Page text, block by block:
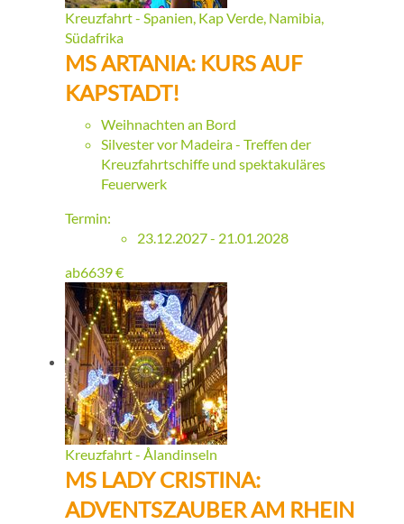
Kreuzfahrt - Spanien, Kap Verde, Namibia,
Südafrika
MS ARTANIA: KURS AUF
KAPSTADT!
Weihnachten an Bord
Silvester vor Madeira - Treffen der
Kreuzfahrtschiffe und spektakuläres
Feuerwerk
Termin:
23.12.2027 - 21.01.2028
ab6639€
Kreuzfahrt - Ålandinseln
MS LADY CRISTINA:
ADVENTSZAUBER AM RHEIN